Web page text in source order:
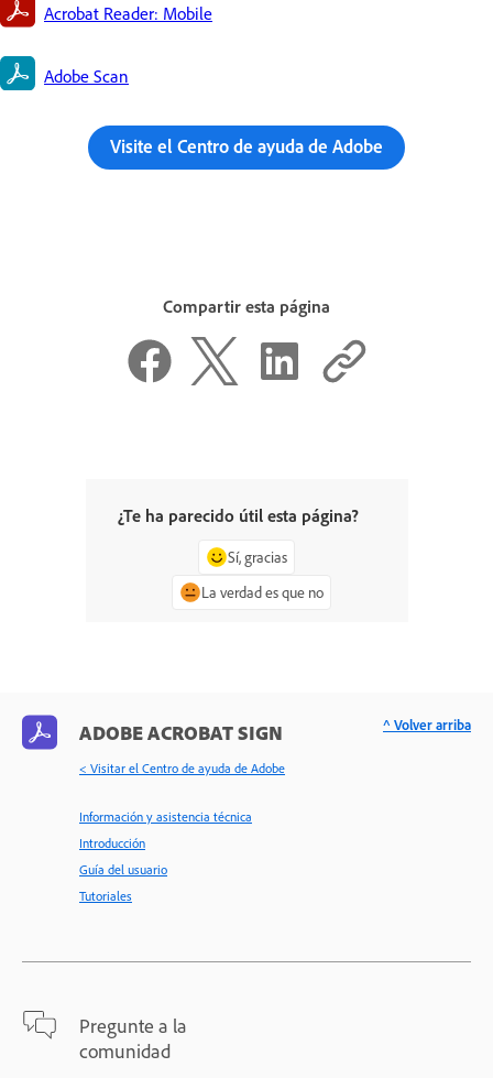
Acrobat Reader: Mobile
Adobe Scan
Visite el Centro de ayuda de Adobe
Compartir esta página
¿Te ha parecido útil esta página?
Sí, gracias
La verdad es que no
ADOBE ACROBAT SIGN
< Visitar el Centro de ayuda de Adobe
Información y asistencia técnica
Introducción
Guía del usuario
Tutoriales
Pregunte a la
comunidad
^ Volver arriba